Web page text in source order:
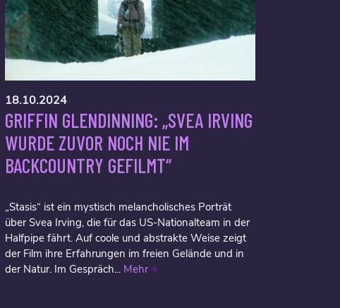
18.10.2024
GRIFFIN GLENDINNING: „SVEA IRVING
WURDE ZUVOR NOCH NIE IM
BACKCOUNTRY GEFILMT“
„Stasis“ ist ein mystisch melancholisches Porträt
über Svea Irving, die für das US-Nationalteam in der
Halfpipe fährt. Auf coole und abstrakte Weise zeigt
der Film ihre Erfahrungen im freien Gelände und in
der Natur. Im Gespräch... Mehr